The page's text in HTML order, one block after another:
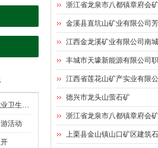
热烈庆祝我公司顺利通过职业卫生资质扩项评审
活动
浙江省龙泉市八都镇章府会
金溪县直坑山矿业有限公司
江西金龙溪矿业有限公司南
丰城市天壕新能源有限公司
江西省莲花山矿产实业有限
德兴市龙头山萤石矿
浙江省龙泉市八都镇章府会
上栗县金山镇山口矿区建筑